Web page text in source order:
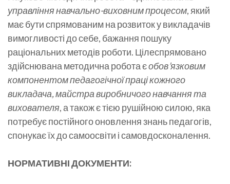
управління навчально-виховним процесом, який
має бути спрямованим на розвиток у викладачів
вимогливості до себе, бажання пошуку
раціональних методів роботи. Цілеспрямовано
здійснювана методична робота єобов’язковим
компонентом педагогічної праці кожного
викладача, майстра виробничого навчання та
вихователя, а також є тією рушійною силою, яка
потребує постійного оновлення знань педагогів,
спонукає їх до самоосвіти і самовдосконалення.
НОРМАТИВНІ ДОКУМЕНТИ: